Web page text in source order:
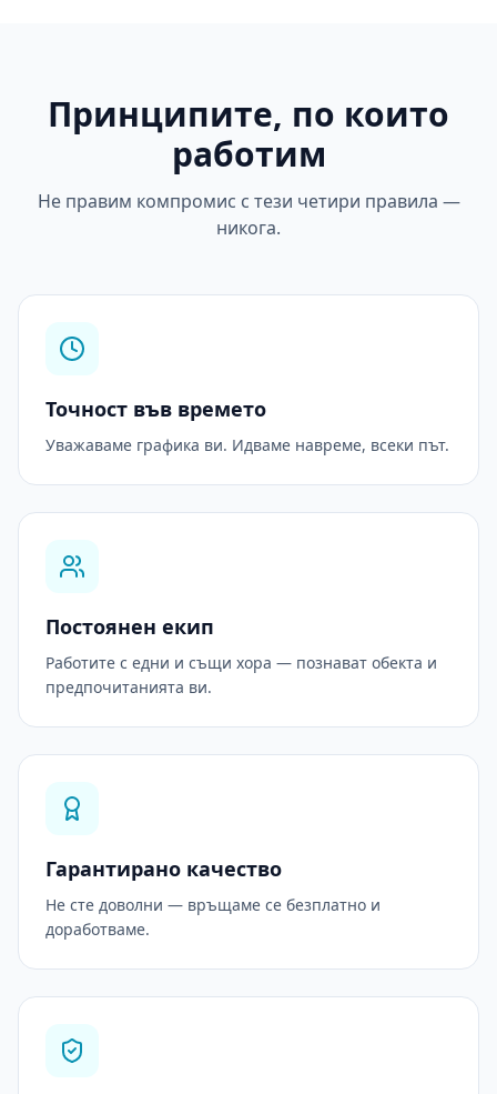
Принципите, по които
работим
Не правим компромис с тези четири правила —
никога.
Точност във времето
Уважаваме графика ви. Идваме навреме, всеки път.
Постоянен екип
Работите с едни и същи хора — познават обекта и
предпочитанията ви.
Гарантирано качество
Не сте доволни — връщаме се безплатно и
доработваме.